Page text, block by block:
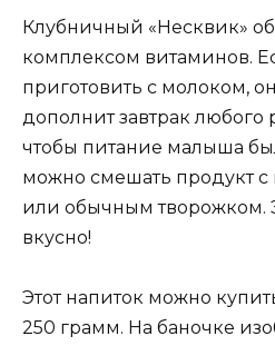
Клубничный «Несквик»
комплексом витаминов.
приготовить с молоком,
дополнит завтрак любого
чтобы питание малыша
можно смешать продукт
или обычным творожком.
вкусно!
Этот напиток можно
250 грамм. На баночке